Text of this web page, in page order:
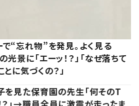
で“忘れ物”を発見。よく見る
景に「エーッ！？」「なぜ落ちて
とに気づくの？」
を見た保育園の先生「何そのT